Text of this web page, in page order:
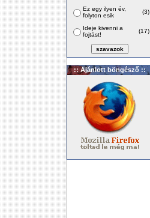
Ez egy ilyen év,
folyton esik
(3)
Ideje kivenni a
fojtást!
(17)
:: Ajánlott böngésző ::